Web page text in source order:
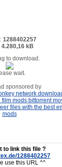
1288402257
4.280,16 kB
to download.
wait.
sponsored by
to link this file ?
1288402257
use this URL ^^